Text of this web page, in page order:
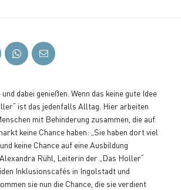
dabei genießen. Wenn das keine gute Idee
ist das jedenfalls Alltag. Hier arbeiten
mit Behinderung zusammen, die auf
keine Chance haben: „Sie haben dort viel
keine Chance auf eine Ausbildung
Rühl, Leiterin der „Das Holler“
Inklusionscafés in Ingolstadt und
sie nun die Chance, die sie verdient